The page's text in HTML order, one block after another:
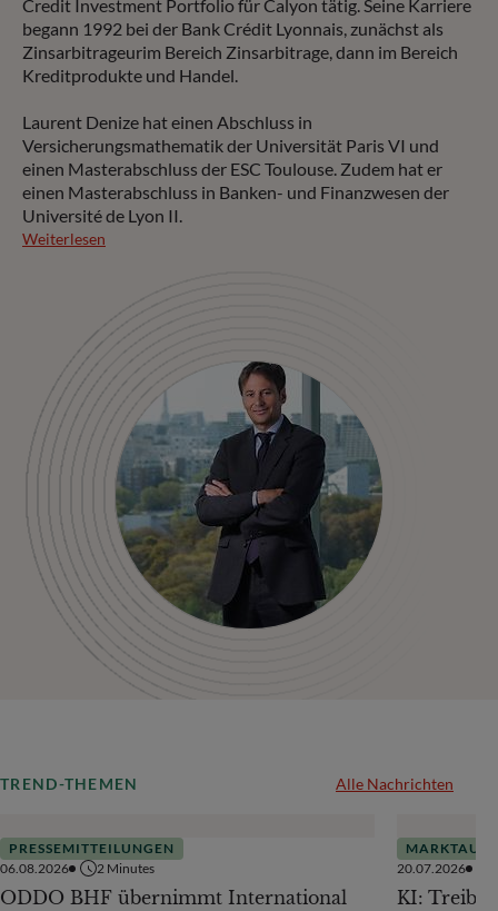
Credit Investment Portfolio für Calyon tätig. Seine Karriere
begann 1992 bei der Bank Crédit Lyonnais, zunächst als
Zinsarbitrageurim Bereich Zinsarbitrage, dann im Bereich
Kreditprodukte und Handel.
Laurent Denize hat einen Abschluss in
Versicherungsmathematik der Universität Paris VI und
einen Masterabschluss der ESC Toulouse. Zudem hat er
einen Masterabschluss in Banken- und Finanzwesen der
Université de Lyon II.
Weiterlesen
TREND-THEMEN Alle Nachrichten
PRESSEMITTEILUNGEN
06.08.2026
2 Minutes
ODDO BHF übernimmt International
20.07.2026
KI: